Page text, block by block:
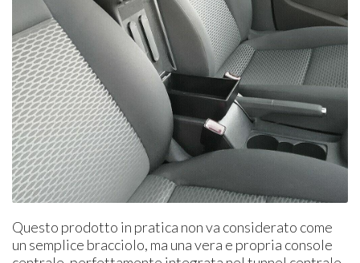
Questo prodotto in pratica non va considerato come
un semplice bracciolo, ma una vera e propria console